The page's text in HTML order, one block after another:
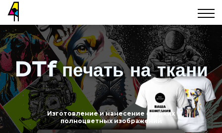
DTf печать на ткани
Изготовление и нанесение стойких
полноцветных изображений